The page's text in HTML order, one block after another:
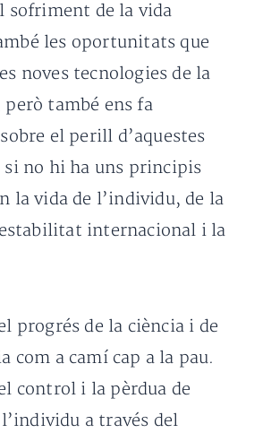
sofriment de la vida
les oportunitats que
noves tecnologies de la
també ens fa
el perill d’aquestes
si no hi ha uns principis
la vida de l’individu, de la
internacional i la
progrés de la ciència i de
com a camí cap a la pau.
control i la pèrdua de
a través del